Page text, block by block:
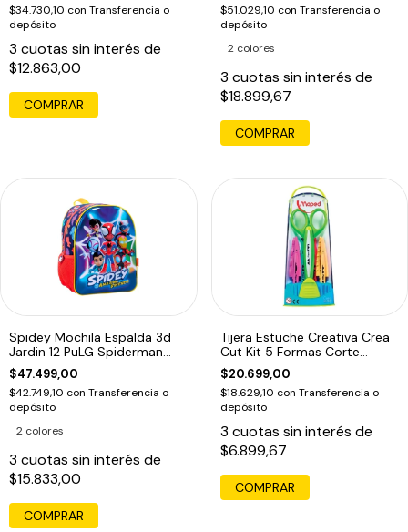
$34.730,10 con Transferencia o
depósito
3 cuotas sin interés de
$12.863,00
COMPRAR
$51.029,10 con Transferencia o
depósito
2 colores
3 cuotas sin interés de
$18.899,67
COMPRAR
Spidey Mochila Espalda 3d
Jardin 12 PuLG Spiderman
Marvel Ed
$47.499,00
$42.749,10 con Transferencia o
depósito
2 colores
3 cuotas sin interés de
$15.833,00
COMPRAR
Tijera Estuche Creativa Crea
Cut Kit 5 Formas Corte
Maped Ed
$20.699,00
$18.629,10 con Transferencia o
depósito
3 cuotas sin interés de
$6.899,67